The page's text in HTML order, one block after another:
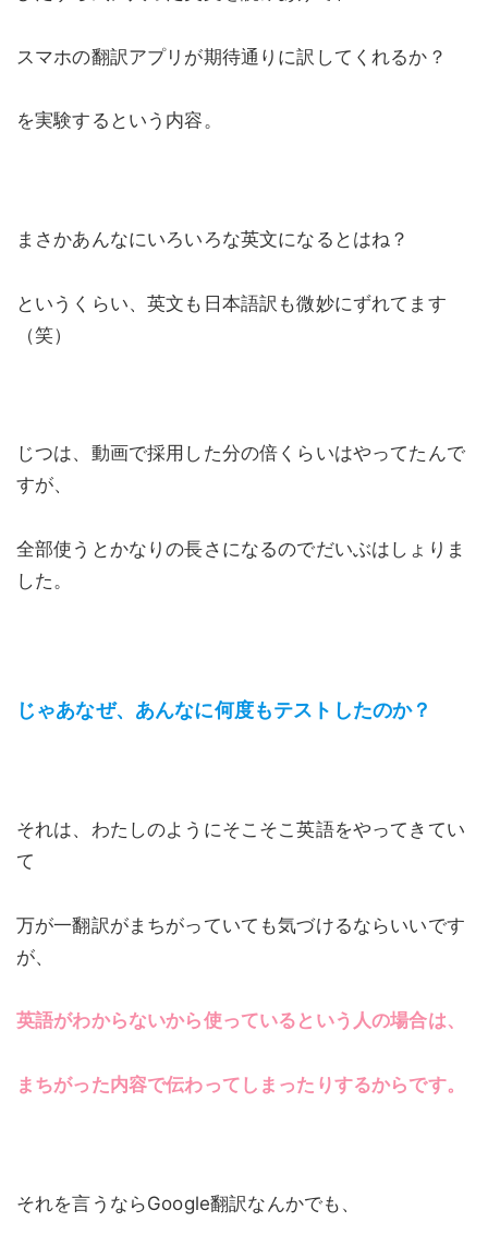
スマホの翻訳アプリが期待通りに訳してくれるか？
を実験するという内容。
まさかあんなにいろいろな英文になるとはね？
というくらい、英文も日本語訳も微妙にずれてます
（笑）
じつは、動画で採用した分の倍くらいはやってたんで
すが、
全部使うとかなりの長さになるのでだいぶはしょりま
した。
じゃあなぜ、あんなに何度もテストしたのか？
それは、わたしのようにそこそこ英語をやってきてい
て
万が一翻訳がまちがっていても気づけるならいいです
が、
英語がわからないから使っているという人の場合は、
まちがった内容で伝わってしまったりするからです。
それを言うならGoogle翻訳なんかでも、